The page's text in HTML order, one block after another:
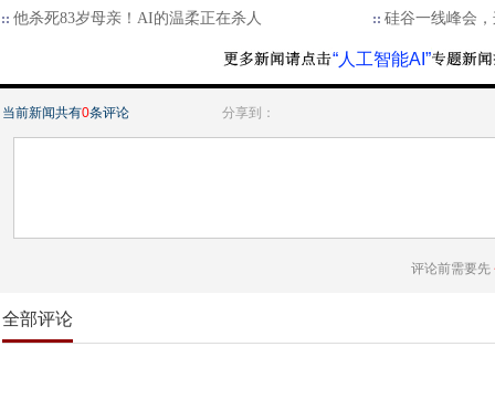
他杀死83岁母亲！AI的温柔正在杀人
硅谷一线峰会
“人工智能AI”
当前新闻共有0条评论 分享到：
评论前需要先
全部评论